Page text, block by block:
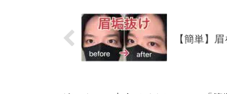
【簡単】